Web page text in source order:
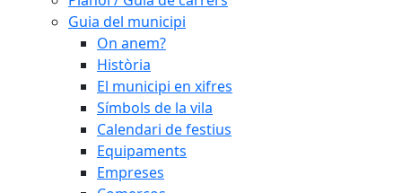
Guia del municipi
On anem?
Història
El municipi en xifres
Símbols de la vila
Calendari de festius
Equipaments
Empreses